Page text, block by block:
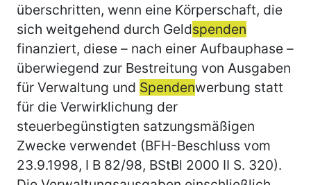
überschritten, wenn eine Körperschaft, die
sich weitgehend durch Geldspenden
finanziert, diese – nach einer Aufbauphase –
überwiegend zur Bestreitung von Ausgaben
für Verwaltung und Spendenwerbung statt
für die Verwirklichung der
steuerbegünstigten satzungsmäßigen
Zwecke verwendet (BFH-Beschluss vom
23.9.1998, I B 82/98, BStBl 2000 II S. 320).